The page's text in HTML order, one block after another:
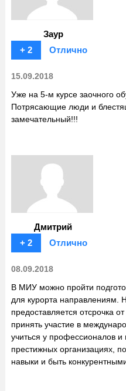
Заур
+ 2
Отлично
15.09.2018
Уже на 5-м курсе заочного
Потрясающие люди и
замечательный!!!
Дмитрий
+ 2
Отлично
08.09.2018
В МИУ можно пройти
для курорта направлениям.
предоставляется отсрочка
принять участие в
учиться у профессионалов и
престижных организациях,
навыки и быть